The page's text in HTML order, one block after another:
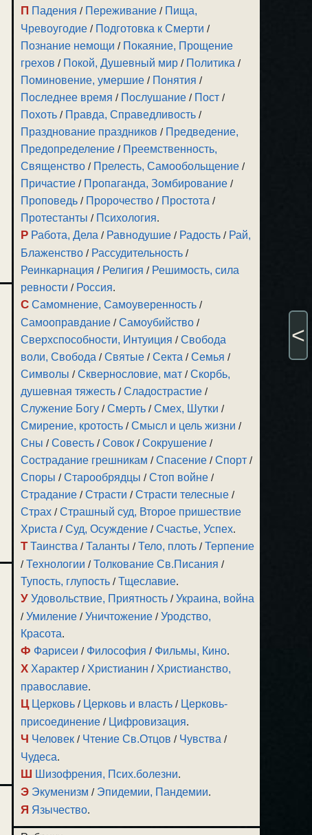
П Падения / Переживание / Пища,
Чревоугодие / Подготовка к Смерти /
Познание немощи / Покаяние, Прощение
грехов / Покой, Душевный мир / Политика /
Поминовение, умершие / Понятия /
Последнее время / Послушание / Пост /
Похоть / Правда, Справедливость /
Празднование праздников / Предведение,
Предопределение / Преемственность,
Священство / Прелесть, Самообольщение /
Причастие / Пропаганда, Зомбирование /
Проповедь / Пророчество / Простота /
Протестанты / Психология.
Р Работа, Дела / Равнодушие / Радость / Рай,
Блаженство / Рассудительность /
Реинкарнация / Религия / Решимость, сила
ревности / Россия.
С Самомнение, Самоуверенность /
Самооправдание /Самоубийство /
Сверхспособности, Интуиция /Свобода
воли, Свобода /Святые /Секта /Семья /
Символы /Сквернословие, мат /Скорбь,
душевная тяжесть /Сладострастие /
Служение Богу /Смерть /Смех, Шутки /
Смирение, кротость /Смысл и цель жизни /
Сны /Совесть /Совок /Сокрушение /
Сострадание грешникам /Спасение /Спорт /
Споры /Старообрядцы /Стоп войне /
Страдание /Страсти /Страсти телесные /
Страх /Страшный суд, Второе пришествие
Христа /Суд, Осуждение /Счастье, Успех.
Т Таинства /Таланты /Тело, плоть /Терпение
/Технологии /Толкование Св.Писания /
Тупость, глупость /Тщеславие.
У Удовольствие, Приятность /Украина, война
/Умиление /Уничтожение /Уродство,
Красота.
Ф Фарисеи / Философия / Фильмы, Кино.
Х Характер / Христианин / Христианство,
православие.
Ц Церковь / Церковь и власть / Церковь-
присоединение / Цифровизация.
Ч Человек / Чтение Св.Отцов / Чувства /
Чудеса.
Ш Шизофрения, Псих.болезни.
Э Экуменизм / Эпидемии, Пандемии.
Я Язычество.
<